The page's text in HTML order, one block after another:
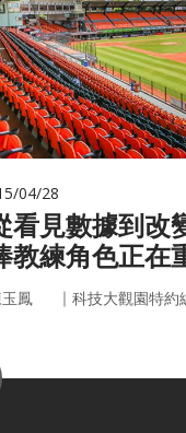
04/28
看見數據到
教練角色正在
玉鳳 ｜ 科技大觀園特約